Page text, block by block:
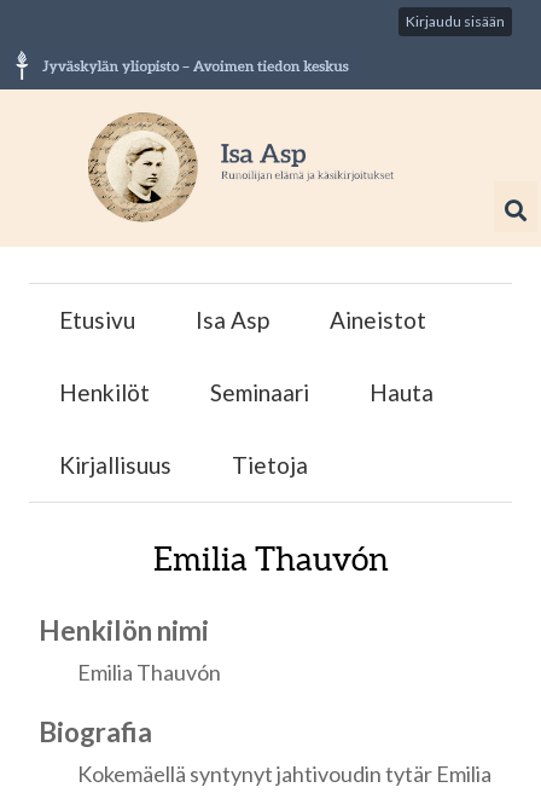
Kirjaudu sisään
Etusivu Isa Asp Aineistot
Henkilöt Seminaari Hauta
Kirjallisuus Tietoja
Emilia Thauvón
Henkilön nimi
Emilia Thauvón
Biografia
Kokemäellä syntynyt jahtivoudin tytär Emilia